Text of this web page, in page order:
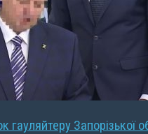
Запорізької